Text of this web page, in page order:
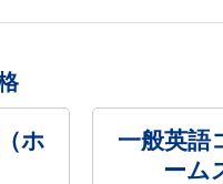
ホ
一般英語
ーム